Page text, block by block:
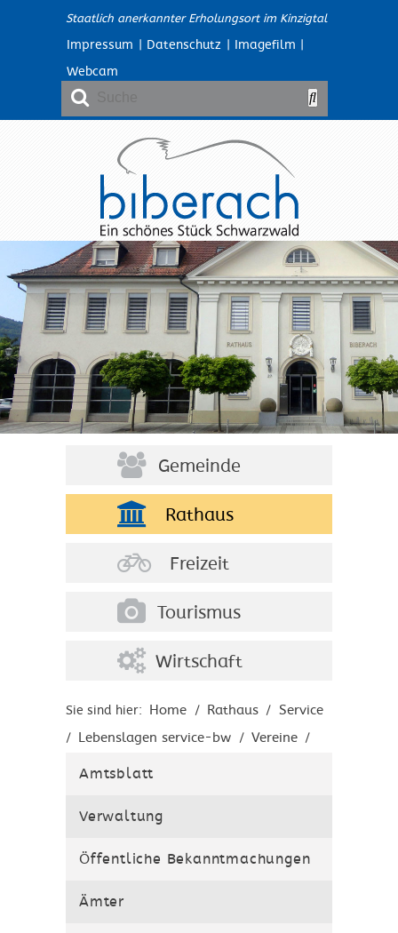
Staatlich anerkannter Erholungsort im Kinzigtal
Impressum | Datenschutz | Imagefilm |
Webcam
Gemeinde
Rathaus
Freizeit
Tourismus
Wirtschaft
Sie sind hier: Home / Rathaus / Service
/ Lebenslagen service-bw / Vereine /
Verein als Arbeitgeber
Amtsblatt
Verwaltung
Öffentliche Bekanntmachungen
Ämter